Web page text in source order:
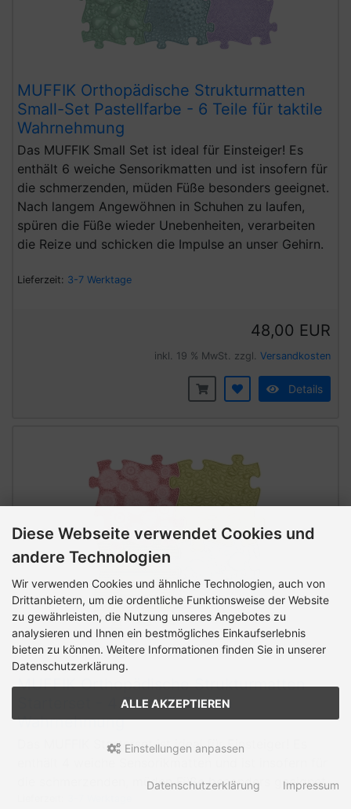
MUFFIK Orthopädische Strukturmatten
Small-Set Pastellfarbe - 6 Teile für taktile
Wahrnehmung
Das MUFFIK Small Set ist ideal für Einsteiger! Es
enthält 6 weiche Sensorikmatten und ist insofern für
die schmerzenden, müden Füße besonders geeignet.
Nach langem Angewöhnen in Schuhen zu laufen,
spüren die Füße wieder Unebenheiten, verarbeiten
die Reize und schicken die Impulse an unser Gehirn.
Lieferzeit: 3-7 Werktage
48,00 EUR
inkl. 19 % MwSt. zzgl. Versandkosten
Details
MUFFIK Orthopädische Strukturmatten
Starterset - 4 Teile für taktile
Wahrnehmung
Das MUFFIK Starterset ist ideal für Einsteiger! Es
die schmerzenden, müden Füße besonders geeignet.
Diese Webseite verwendet Cookies und
andere Technologien
Wir verwenden Cookies und ähnliche Technologien, auch von
Drittanbietern, um die ordentliche Funktionsweise der Website
zu gewährleisten, die Nutzung unseres Angebotes zu
analysieren und Ihnen ein bestmögliches Einkaufserlebnis
bieten zu können. Weitere Informationen finden Sie in unserer
Datenschutzerklärung.
ALLE AKZEPTIEREN
Einstellungen anpassen
Datenschutzerklärung Impressum